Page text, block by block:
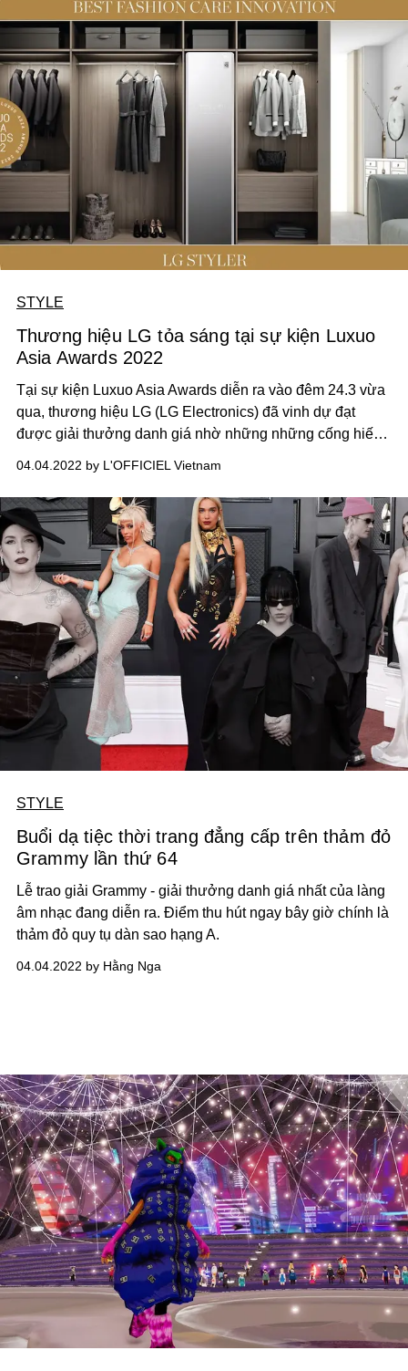
trở thành “must-have”, diện đồ bơi như trang phục
thường,... là những xu hướng thống trị nửa đầu năm nay.
STYLE
Thương hiệu LG tỏa sáng tại sự kiện Luxuo
Asia Awards 2022
Tại sự kiện Luxuo Asia Awards diễn ra vào đêm 24.3 vừa
qua, thương hiệu LG (LG Electronics) đã vinh dự đạt
được giải thưởng danh giá nhờ những những cống hiến
04.04.2022 by L'OFFICIEL Vietnam
STYLE
Buổi dạ tiệc thời trang đẳng cấp trên thảm đỏ
Grammy lần thứ 64
Lễ trao giải Grammy - giải thưởng danh giá nhất của làng
âm nhạc đang diễn ra. Điểm thu hút ngay bây giờ chính là
thảm đỏ quy tụ dàn sao hạng A.
04.04.2022 by Hằng Nga